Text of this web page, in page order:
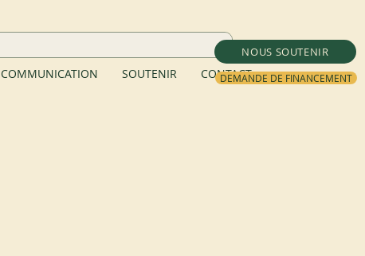
NOUS SOUTENIR
DEMANDE DE FINANCEMENT
COMMUNICATION SOUTENIR CONTACT